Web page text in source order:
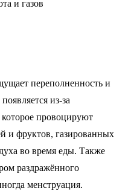
переполненность и
из-за
провоцируют
и фруктов, газированных
во время еды. Также
раздражённого
менструация.